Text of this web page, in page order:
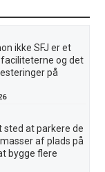
ikke SFJ er et
faciliteterne og det
på
sted at parkere de
af plads på
bygge flere